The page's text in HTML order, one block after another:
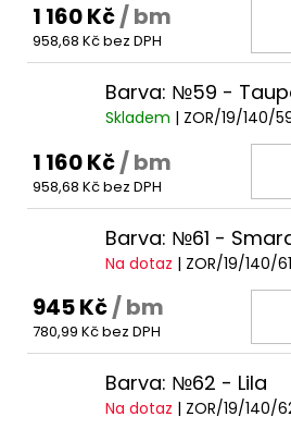
1 160 Kč/ bm
958,68 Kč bez DPH
Barva: №59 -
Skladem | ZOR/19/140/
1 160 Kč/ bm
958,68 Kč bez DPH
Barva: №61 -
Na dotaz | ZOR/19/140/61
945 Kč/ bm
780,99 Kč bez DPH
Barva: №62 - Lila
Na dotaz | ZOR/19/140/